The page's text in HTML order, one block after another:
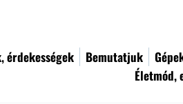
érdekességek Bemutatjuk
Életmód,